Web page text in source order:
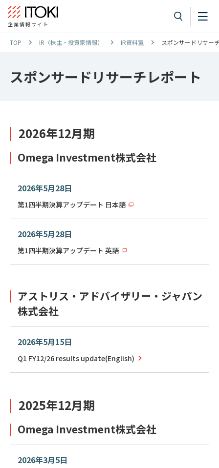
企業情報サイト
TOP IR（株主・投資家情報） IR資料室 スポンサードリサー
スポンサードリサーチレポート
2026年12月期
Omega Investment株式会社
2026年5月28日
第1四半期決算アップデート 日本語
2026年5月28日
第1四半期決算アップデート 英語
アストリス・アドバイザリー・ジャパン
株式会社
2026年5月15日
Q1 FY12/26 results update(English)
2025年12月期
Omega Investment株式会社
2026年3月5日